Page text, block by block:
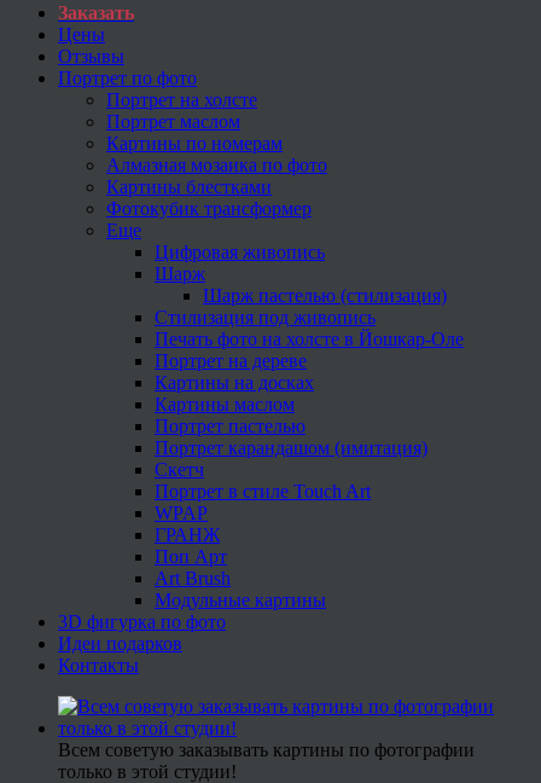
Заказать
Цены
Отзывы
Портрет по фото
Портрет на холсте
Портрет маслом
Картины по номерам
Алмазная мозаика по фото
Картины блестками
Фотокубик трансформер
Еще
Цифровая живопись
Шарж
Шарж пастелью (стилизация)
Стилизация под живопись
Печать фото на холсте в Йошкар-Оле
Портрет на дереве
Картины на досках
Картины маслом
Портрет пастелью
Портрет карандашом (имитация)
Скетч
Портрет в стиле Touch Art
WPAP
ГРАНЖ
Поп Арт
Art Brush
Модульные картины
3D фигурка по фото
Идеи подарков
Контакты
Всем советую заказывать картины по фотографии
только в этой студии!